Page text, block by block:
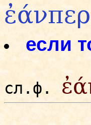
ἐάνπερ
если
сл.ф.